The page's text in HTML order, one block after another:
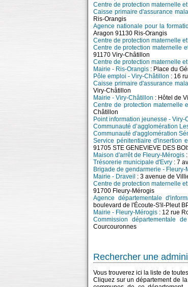
Centre de protection maternelle
Caisse primaire d'assurance
Ris-Orangis
Agence nationale pour la
Aragon 91130 Ris-Orangis
Centre de protection maternelle
Centre de protection maternelle
91170 Viry-Châtillon
Centre de protection maternelle
Mairie - Ris-Orangis : Place du
Pôle emploi - Viry-Châtillon : 16
Caisse primaire d'assurance
Viry-Châtillon
Mairie - Viry-Châtillon : Hôtel de
Centre de protection maternelle
Châtillon
Point information jeunesse - Viry-
Communauté d’agglomération
Communauté d'agglomération
Service pénitentiaire d'insertion
91705 STE GENEVIEVE DES
Maison d'arrêt de Fleury-Mérogis
Trésorerie municipale d'Evry : 7
Brigade de gendarmerie - Fleury-
Mairie - Draveil : 3 avenue de
Centre de protection maternelle
91700 Fleury-Mérogis
Agence départementale
boulevard de l'Écoute-S'il-Pleut
Mairie - Fleury-Mérogis : 12 rue
Commission départementale
Courcouronnes
Rechercher une
Vous trouverez ici la liste de
Cliquez sur un département de